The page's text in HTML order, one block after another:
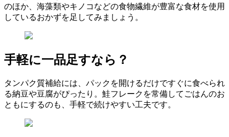
のほか、海藻類やキノコなどの食物繊維が豊富な食材を使用
しているおかずを足してみましょう。
手軽に一品足すなら？
タンパク質補給には、パックを開けるだけですぐに食べられ
る納豆や豆腐がぴったり。鮭フレークを常備してごはんのお
ともにするのも、手軽で続けやすい工夫です。